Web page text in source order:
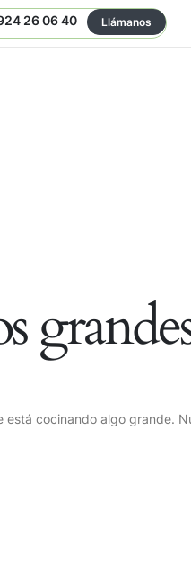
26 06 40 Llámanos
está cocinando algo grande.